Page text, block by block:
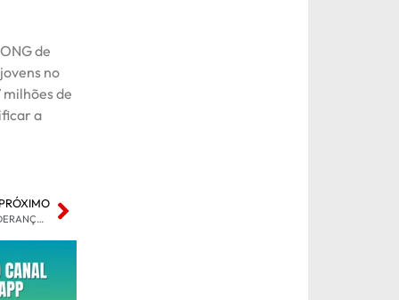
de
no
de
a
BRASIL VENCE A ESCÓCIA, GARANTE A LIDERANÇA DO GRUPO E CELEBRA A ESTREIA DE NEYMAR NA COPA DO MUNDO 2026